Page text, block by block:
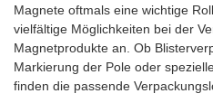
Magnete oftmals eine wichtige
vielfältige Möglichkeiten bei der
Magnetprodukte an. Ob
Markierung der Pole oder
finden die passende